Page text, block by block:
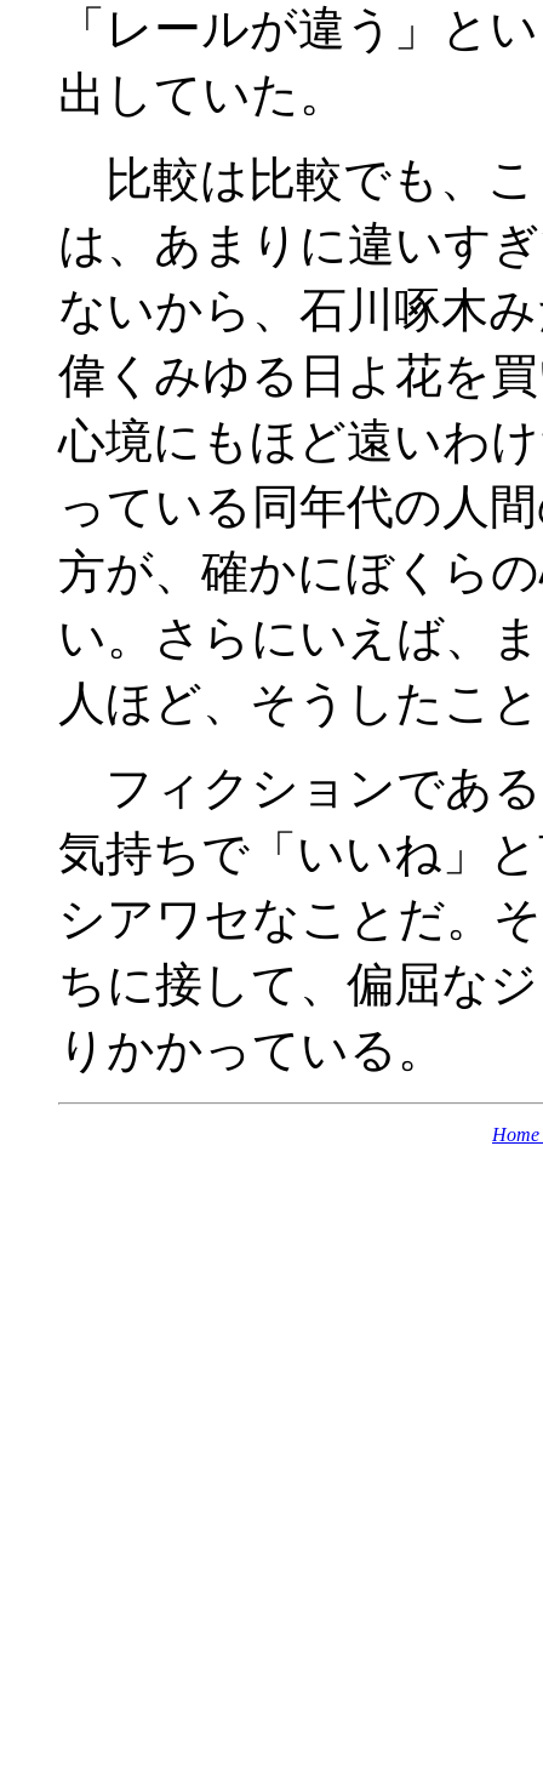
「レールが違う」と
出していた。
比較は比較でも、
は、あまりに違いす
ないから、石川啄木
偉くみゆる日よ花を
心境にもほど遠いわ
っている同年代の人
方が、確かにぼくら
い。さらにいえば、
人ほど、そうしたこ
フィクションであ
気持ちで「いいね」
シアワセなことだ。
ちに接して、偏屈な
りかかっている。
Home